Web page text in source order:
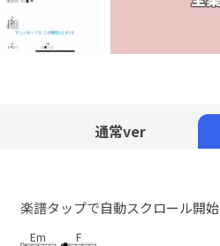
通常ver
楽譜タップで自動スクロール開始
Em F